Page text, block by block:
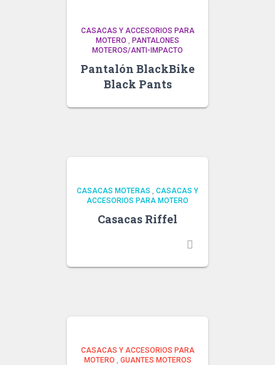
CASACAS Y ACCESORIOS PARA
MOTERO
PANTALONES
MOTEROS/ANTI-IMPACTO
Pantalón BlackBike
Black Pants
CASACAS MOTERAS
CASACAS Y
ACCESORIOS PARA MOTERO
Casacas Riffel
CASACAS Y ACCESORIOS PARA
MOTERO
GUANTES MOTEROS